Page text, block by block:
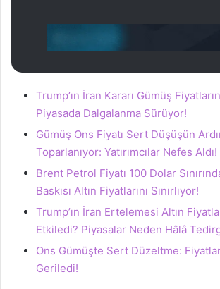
Trump’ın İran Kararı Gümüş
Piyasada Dalgalanma Sürüyor!
Gümüş Ons Fiyatı Sert Düşüşün
Toparlanıyor: Yatırımcılar Nefes Aldı!
Brent Petrol Fiyatı 100 Dolar
Baskısı Altın Fiyatlarını Sınırlıyor!
Trump’ın İran Ertelemesi Altın
Etkiledi? Piyasalar Neden Hâlâ
Ons Gümüşte Sert Düzeltme:
Geriledi!